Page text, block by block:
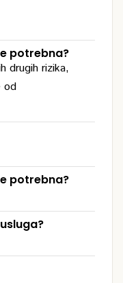
potrebna?
drugih rizika,
od
potrebna?